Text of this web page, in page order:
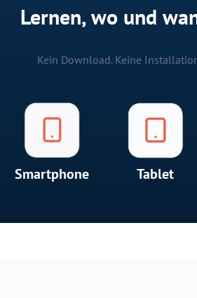
Lernen, wo und
Kein Download. Keine
Smartphone Tablet